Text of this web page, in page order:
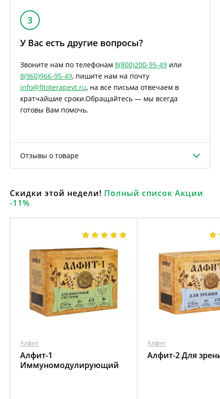
3
У Вас есть другие вопросы?
Звоните нам по телефонам 8(800)200-95-49 или
8(960)966-95-49, пишите нам на почту
info@fitoterapevt.ru, на все письма отвечаем в
кратчайшие сроки.Обращайтесь — мы всегда
готовы Вам помочь.
Отзывы о товаре
Скидки этой недели! Полный список Акции
-11%
Алфит
Алфит-1
Иммуномодулирующий
Алфит
Алфит-2 Для